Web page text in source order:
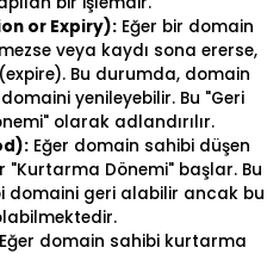
or Expiry): Eğer bir domain
veya kaydı sona ererse,
Bu durumda, domain
yenileyebilir. Bu "Geri
olarak adlandırılır.
Eğer domain sahibi düşen
"Kurtarma Dönemi" başlar. Bu
domaini geri alabilir ancak bu
domain sahibi kurtarma